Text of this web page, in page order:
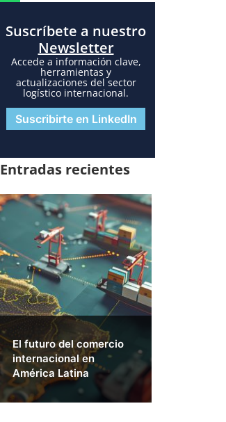
Suscríbete a nuestro
Newsletter
Accede a información clave,
herramientas y
actualizaciones del sector
logístico internacional.
Suscribirte en LinkedIn
Entradas recientes
El futuro del comercio
internacional en
América Latina